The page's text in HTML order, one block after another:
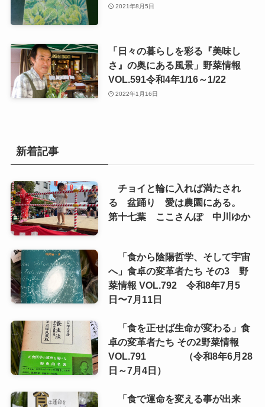
2021年8月5日
「日々の暮らしを彩る『美味し
さ』の奥にある風景」野菜情報
VOL.591令和4年1/16～1/22
2022年1月16日
新着記事
チョイと輪に入れば満たされ
る 盆踊り 愛は農園にある。
第十七葉 ここさんぽ 中川ゆか
「食から陰陽哲学、そして宇宙
へ」食卓の変革者たち その3 野
菜情報 VOL.792 令和8年7月5
日〜7月11日
「食を正せば生命が変わる」食
卓の変革者たち その2野菜情報
VOL.791 （令和8年6月28
日～7月4日）
「食で運命を変える事が出来